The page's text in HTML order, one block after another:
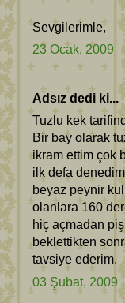
Sevgilerimle,
23 Ocak, 2009
Adsız dedi ki...
Tuzlu kek
Bir bay olarak
ikram ettim çok
ilk defa
beyaz peynir
olanlara 160
hiç açmadan
beklettikten
tavsiye ederim.
03 Şubat, 2009